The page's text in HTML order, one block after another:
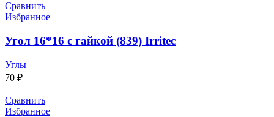
Сравнить
Избранное
Угол 16*16 с гайкой (839) Irritec
Углы
70 ₽
Сравнить
Избранное